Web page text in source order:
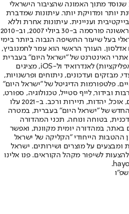
מתוך האמונה שהציבור הישראלי
יותר ומדויקת יותר. עיתונות שמדברת
ועניינית. עיתונות אחרת וללא
תשלום. המהדורה המודפסת הראשונה פורסמה ב-30 ביולי 2007, וב-2010
בעל שיעור החשיפה הגבוה ביותר בימי
אדלסון. העורך הראשי הוא עמר לחמנוביץ,
האינטרנט של "ישראל היום" בעברית
ובאנגלית, כמו כן היישומונים (אפליקציות) לאנדרואיד ול-iOS, מציגים
מבזקים ועדכונים, ניתוחים ופרשנויות,
פלטפורמות הדיגיטל של "ישראל היום"
ובידור, לייף סטייל, טכנולוגיה, ספורט,
כלכלה וצרכנות, בריאות, חיילים, אוכל, יהדות, תיירות ורכב. ב-2021 עלו
החדש של "ישראל היום" בעברית, במטרה
בטוחה ונוחה. תכני המהדורה
באתר, במהדורה יומית מקוונת, ואפשר
ההטבות הייחודי "הקליקה של ישראל
ומבצעים על מוצרים ושירותים. ישראל
לשיפור מקהל הקוראים. פנו אלינו